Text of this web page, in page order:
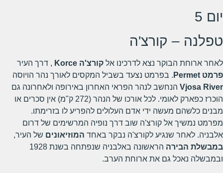
יום 5
טפלנה – קורצ'ה
לאחר ארוחת הבוקר נצא לדרכינו אל קורצ'ה Korce , דרך העיר
פרמט Permet . בפרמט נצעד בשביל המקסים לאורך נהר הויוסה
Vjosa River הנחשב לנהר הפראי האחרון באירופה ולאחרונה גם
הוכרז כפארק לאומי. לכל אורכו של הנהר (272 ק"מ) אין סכרים או
מבנים כלשהם מעשה ידי אדם העלולים להפריע לו בזרימתו.
מפרמט נמשיך אל קורצ'ה שוב דרך נופיה המרשימים של דרום
אלבניה. לאחר שנגיע לקורצ'ה נבקר באחד המוזיאונים של העיר,
במבשלת הבירה
הראשונה באלבניה שנפתחה בשנת 1928
ובמבשלה נאכל גם את ארוחת הערב.